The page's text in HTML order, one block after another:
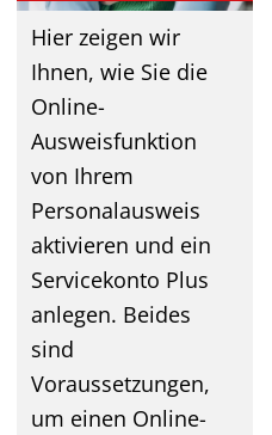
Hier zeigen wir
Ihnen, wie Sie die
Online-
Ausweisfunktion
von Ihrem
Personalausweis
aktivieren und ein
Servicekonto Plus
anlegen. Beides
sind
Voraussetzungen,
um einen Online-